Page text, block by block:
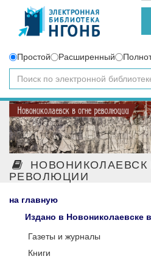
Простой Расширенный
НОВОНИКОЛАЕВСК
РЕВОЛЮЦИИ
на главную
Издано в Новониколаевске в
Газеты и журналы
Книги